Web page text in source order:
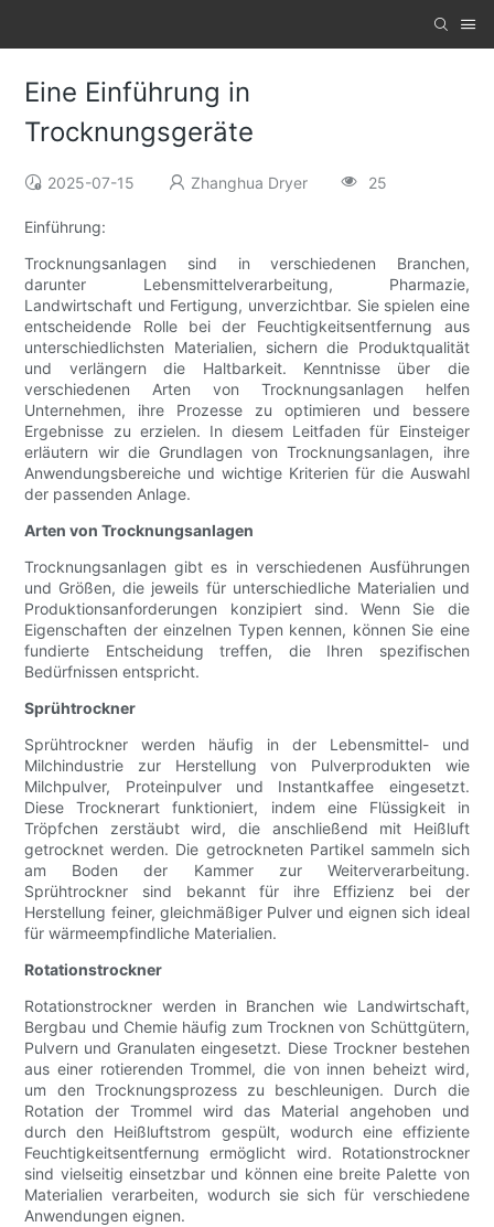
Eine Einführung in
Trocknungsgeräte
2025-07-15 Zhanghua Dryer 25
Einführung:
Trocknungsanlagen sind in verschiedenen Branchen,
darunter Lebensmittelverarbeitung, Pharmazie,
Landwirtschaft und Fertigung, unverzichtbar. Sie spielen eine
entscheidende Rolle bei der Feuchtigkeitsentfernung aus
unterschiedlichsten Materialien, sichern die Produktqualität
und verlängern die Haltbarkeit. Kenntnisse über die
verschiedenen Arten von Trocknungsanlagen helfen
Unternehmen, ihre Prozesse zu optimieren und bessere
Ergebnisse zu erzielen. In diesem Leitfaden für Einsteiger
erläutern wir die Grundlagen von Trocknungsanlagen, ihre
Anwendungsbereiche und wichtige Kriterien für die Auswahl
der passenden Anlage.
Arten von Trocknungsanlagen
Trocknungsanlagen gibt es in verschiedenen Ausführungen
und Größen, die jeweils für unterschiedliche Materialien und
Produktionsanforderungen konzipiert sind. Wenn Sie die
Eigenschaften der einzelnen Typen kennen, können Sie eine
fundierte Entscheidung treffen, die Ihren spezifischen
Bedürfnissen entspricht.
Sprühtrockner
Sprühtrockner werden häufig in der Lebensmittel- und
Milchindustrie zur Herstellung von Pulverprodukten wie
Milchpulver, Proteinpulver und Instantkaffee eingesetzt.
Diese Trocknerart funktioniert, indem eine Flüssigkeit in
Tröpfchen zerstäubt wird, die anschließend mit Heißluft
getrocknet werden. Die getrockneten Partikel sammeln sich
am Boden der Kammer zur Weiterverarbeitung.
Sprühtrockner sind bekannt für ihre Effizienz bei der
Herstellung feiner, gleichmäßiger Pulver und eignen sich ideal
für wärmeempfindliche Materialien.
Rotationstrockner
Rotationstrockner werden in Branchen wie Landwirtschaft,
Bergbau und Chemie häufig zum Trocknen von Schüttgütern,
Pulvern und Granulaten eingesetzt. Diese Trockner bestehen
aus einer rotierenden Trommel, die von innen beheizt wird,
um den Trocknungsprozess zu beschleunigen. Durch die
Rotation der Trommel wird das Material angehoben und
durch den Heißluftstrom gespült, wodurch eine effiziente
Feuchtigkeitsentfernung ermöglicht wird. Rotationstrockner
sind vielseitig einsetzbar und können eine breite Palette von
Materialien verarbeiten, wodurch sie sich für verschiedene
Anwendungen eignen.